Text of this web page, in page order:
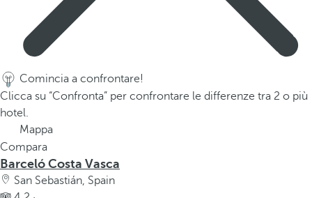
Comincia a confrontare!
Clicca su “Confronta” per confrontare le differenze tra 2 o più
hotel.
Mappa
Compara
Barceló Costa Vasca
San Sebastián, Spain